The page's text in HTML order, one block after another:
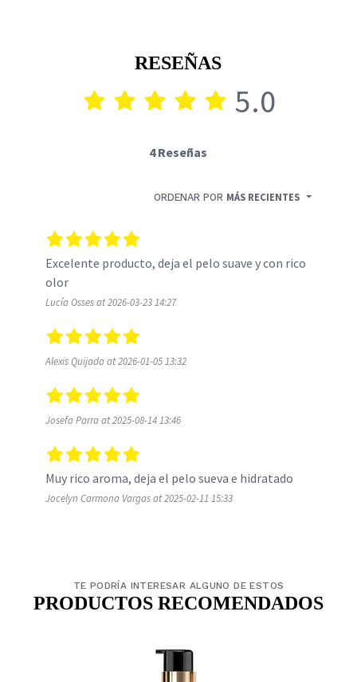
RESEÑAS
5.0
4 Reseñas
ORDENAR POR MÁS RECIENTES
Excelente producto, deja el pelo suave y con rico
olor
Lucía Osses at 2026-03-23 14:27
Alexis Quijada at 2026-01-05 13:32
Josefa Parra at 2025-08-14 13:46
Muy rico aroma, deja el pelo sueva e hidratado
Jocelyn Carmona Vargas at 2025-02-11 15:33
TE PODRÍA INTERESAR ALGUNO DE ESTOS
PRODUCTOS RECOMENDADOS